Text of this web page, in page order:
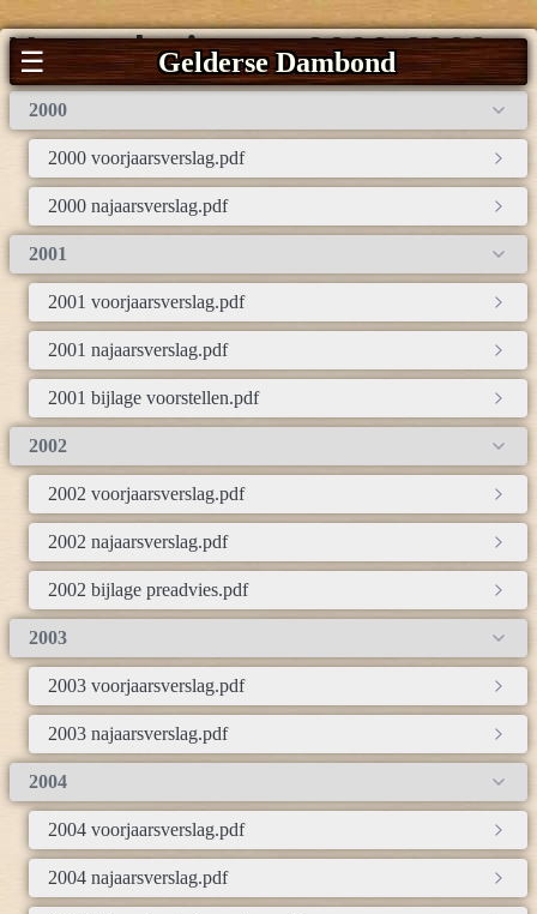
☰ Gelderse Dambond
Vergaderingen 2000-2009
2000
2000 voorjaarsverslag.pdf
2000 najaarsverslag.pdf
2001
2001 voorjaarsverslag.pdf
2001 najaarsverslag.pdf
2001 bijlage voorstellen.pdf
2002
2002 voorjaarsverslag.pdf
2002 najaarsverslag.pdf
2002 bijlage preadvies.pdf
2003
2003 voorjaarsverslag.pdf
2003 najaarsverslag.pdf
2004
2004 voorjaarsverslag.pdf
2004 najaarsverslag.pdf